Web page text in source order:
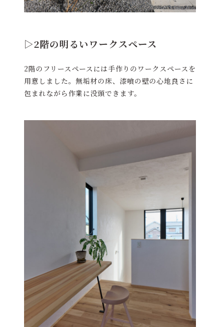
▷2階の明るいワークスペース
2階のフリースペースには手作りのワークスペースを
用意しました。無垢材の床、漆喰の壁の心地良さに
包まれながら作業に没頭できます。